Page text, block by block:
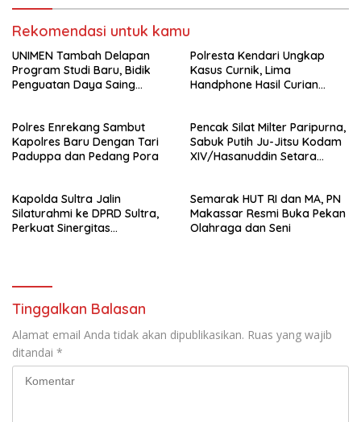
Rekomendasi untuk kamu
UNIMEN Tambah Delapan
Program Studi Baru, Bidik
Penguatan Daya Saing
Polresta Kendari Ungkap
Kasus Curnik, Lima
Handphone Hasil Curian
Polres Enrekang Sambut
Kapolres Baru Dengan Tari
Paduppa dan Pedang Pora
Pencak Silat Milter Paripurna,
Sabuk Putih Ju-Jitsu Kodam
XIV/Hasanuddin Setara
Kapolda Sultra Jalin
Silaturahmi ke DPRD Sultra,
Perkuat Sinergitas
Semarak HUT RI dan MA, PN
Makassar Resmi Buka Pekan
Olahraga dan Seni
Tinggalkan Balasan
Alamat email Anda tidak akan dipublikasikan. Ruas yang wajib
ditandai *